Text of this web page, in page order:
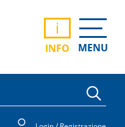
i
INFO MENU